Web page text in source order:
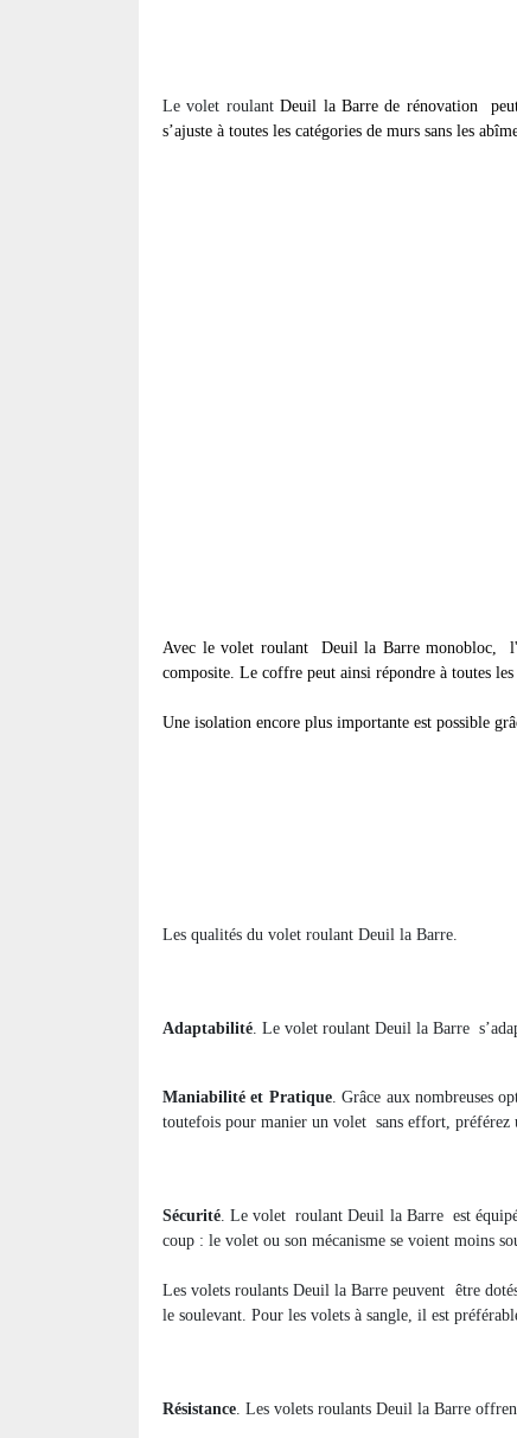
Le volet roulantDeuil la Barre de rénovation
s’ajuste à toutes les catégories de murs sans les
Avec le volet roulant
Deuil la Barre monobloc,
composite. Le coffre peut ainsi répondre à toutes
Une isolation encore plus importante est possible
Les qualités du volet roulant Deuil la Barre.
Adaptabilité. Le volet roulant Deuil la Barre
Maniabilité et Pratique. Grâce aux nombreuses
toutefois pour manier un volet sans effort, préférez
Sécurité. Le volet roulant Deuil la Barre est
coup : le volet ou son mécanisme se voient moins
Les volets roulants Deuil la Barre peuvent être
le soulevant. Pour les volets à sangle, il est
Résistance. Les volets roulants Deuil la Barre